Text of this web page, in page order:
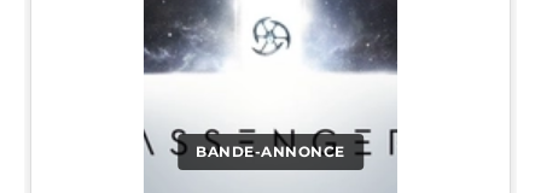
BANDE-ANNONCE